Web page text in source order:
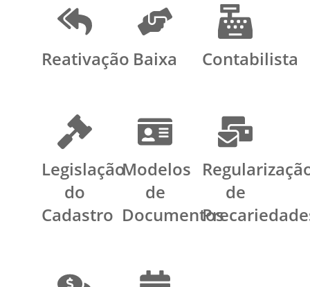
Reativação Baixa Contabilista
Legislação
do
Cadastro
Modelos
de
Documentos
de